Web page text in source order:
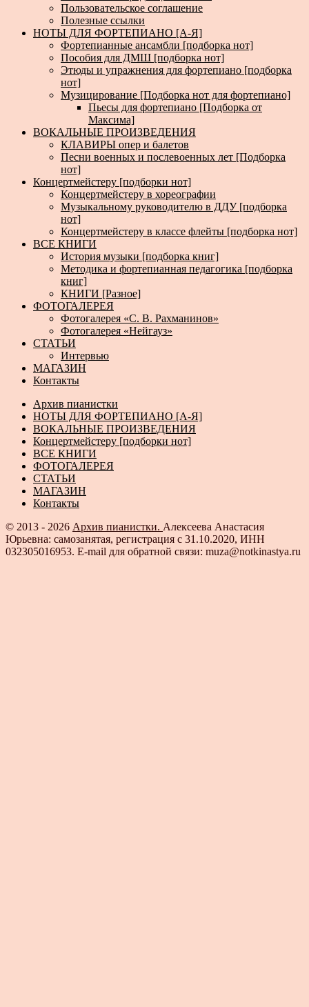
Пользовательское соглашение
Полезные ссылки
НОТЫ ДЛЯ ФОРТЕПИАНО [А-Я]
Фортепианные ансамбли [подборка нот]
Пособия для ДМШ [подборка нот]
Этюды и упражнения для фортепиано [подборка
нот]
Музицирование [Подборка нот для фортепиано]
Пьесы для фортепиано [Подборка от
Максима]
ВОКАЛЬНЫЕ ПРОИЗВЕДЕНИЯ
КЛАВИРЫ опер и балетов
Песни военных и послевоенных лет [Подборка
нот]
Концертмейстеру [подборки нот]
Концертмейстеру в хореографии
Музыкальному руководителю в ДДУ [подборка
нот]
Концертмейстеру в классе флейты [подборка нот]
ВСЕ КНИГИ
История музыки [подборка книг]
Методика и фортепианная педагогика [подборка
книг]
КНИГИ [Разное]
ФОТОГАЛЕРЕЯ
Фотогалерея «С. В. Рахманинов»
Фотогалерея «Нейгауз»
СТАТЬИ
Интервью
МАГАЗИН
Контакты
Архив пианистки
НОТЫ ДЛЯ ФОРТЕПИАНО [А-Я]
ВОКАЛЬНЫЕ ПРОИЗВЕДЕНИЯ
Концертмейстеру [подборки нот]
ВСЕ КНИГИ
ФОТОГАЛЕРЕЯ
СТАТЬИ
МАГАЗИН
Контакты
© 2013 - 2026 Архив пианистки. Алексеева Анастасия
Юрьевна: самозанятая, регистрация с 31.10.2020, ИНН
032305016953. E-mail для обратной связи: muza@notkinastya.ru